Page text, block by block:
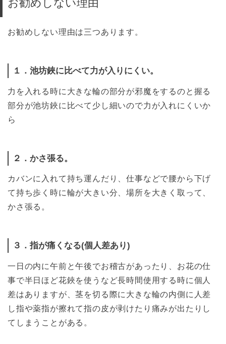
お勧めしない理由
お勧めしない理由は三つあります。
１．池坊鋏に比べて力が入りにくい。
力を入れる時に大きな輪の部分が邪魔をするのと握る
部分が池坊鋏に比べて少し細いので力が入れにくいか
ら
２．かさ張る。
カバンに入れて持ち運んだり、仕事などで腰から下げ
て持ち歩く時に輪が大きい分、場所を大きく取って、
かさ張る。
３．指が痛くなる(個人差あり)
一日の内に午前と午後でお稽古があったり、お花の仕
事で半日ほど花鋏を使うなど長時間使用する時に個人
差はありますが、茎を切る際に大きな輪の内側に人差
し指や薬指が擦れて指の皮が剥けたり痛みが出たりし
てしまうことがある。